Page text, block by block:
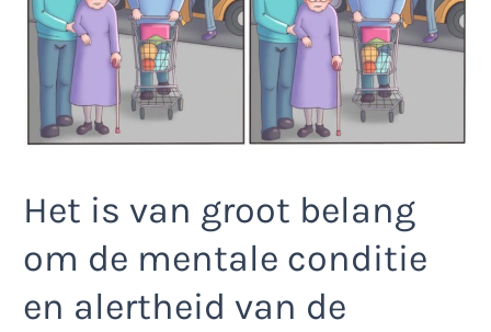
Het is van groot belang
om de mentale conditie
en alertheid van de